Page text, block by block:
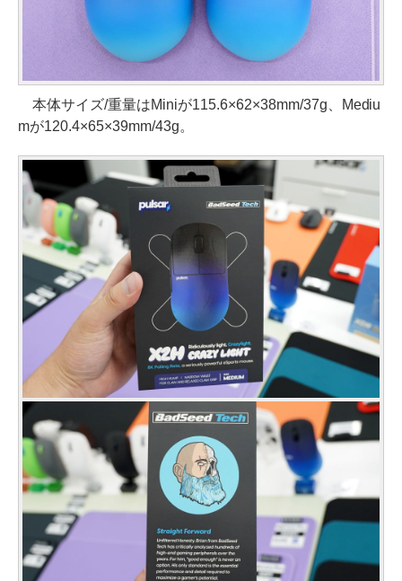
本体サイズ/重量はMiniが115.6×62×38mm/37g、Mediu
mが120.4×65×39mm/43g。